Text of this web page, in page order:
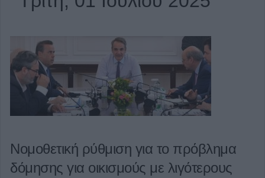
Νομοθετική ρύθμιση για το πρόβλημα
δόμησης για οικισμούς με λιγότερους